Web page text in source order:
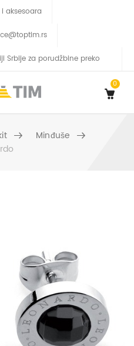
aksesoara
Srbije za porudžbine preko
0
Minđuše